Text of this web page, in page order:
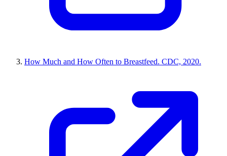
How Much and How Often to Breastfeed. CDC, 2020.